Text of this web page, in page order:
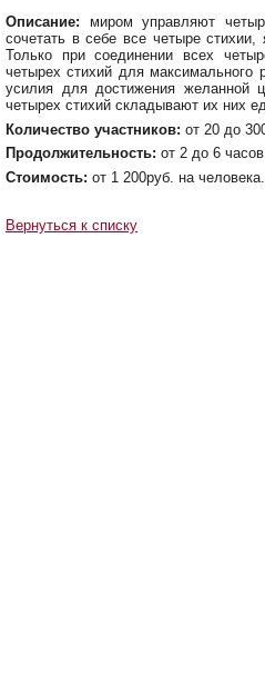
Описание: миром управляют
сочетать в себе все четыре
Только при соединении всех
четырех стихий для максимального
усилия для достижения желанной
четырех стихий складывают их них
Количество участников: от 20 до
Продолжительность: от 2 до 6 часов
Стоимость: от 1 200руб. на человека.
Вернуться к списку